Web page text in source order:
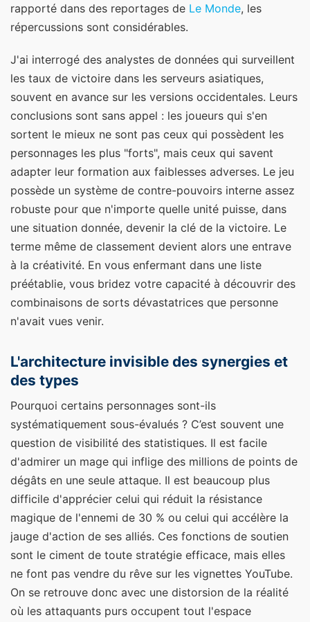
rapporté dans des reportages de Le Monde, les
répercussions sont considérables.
J'ai interrogé des analystes de données qui surveillent
les taux de victoire dans les serveurs asiatiques,
souvent en avance sur les versions occidentales. Leurs
conclusions sont sans appel : les joueurs qui s'en
sortent le mieux ne sont pas ceux qui possèdent les
personnages les plus "forts", mais ceux qui savent
adapter leur formation aux faiblesses adverses. Le jeu
possède un système de contre-pouvoirs interne assez
robuste pour que n'importe quelle unité puisse, dans
une situation donnée, devenir la clé de la victoire. Le
terme même de classement devient alors une entrave
à la créativité. En vous enfermant dans une liste
préétablie, vous bridez votre capacité à découvrir des
combinaisons de sorts dévastatrices que personne
n'avait vues venir.
L'architecture invisible des synergies et
des types
Pourquoi certains personnages sont-ils
systématiquement sous-évalués ? C’est souvent une
question de visibilité des statistiques. Il est facile
d'admirer un mage qui inflige des millions de points de
dégâts en une seule attaque. Il est beaucoup plus
difficile d'apprécier celui qui réduit la résistance
magique de l'ennemi de 30 % ou celui qui accélère la
jauge d'action de ses alliés. Ces fonctions de soutien
sont le ciment de toute stratégie efficace, mais elles
ne font pas vendre du rêve sur les vignettes YouTube.
On se retrouve donc avec une distorsion de la réalité
où les attaquants purs occupent tout l'espace